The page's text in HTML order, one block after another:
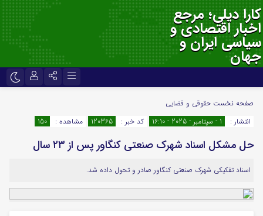
کارا دیلی؛ مرجع
اخبار اقتصادی و
سیاسی ایران و
جهان
اینستاگرام
سروش
ایتا
آپارات
اپلیکیشن رمز عبور
لطفا پاسخ را به عدد انگلیسی وارد کنید:
صفحه نخست حقوقی و قضایی
انتشار :
1 - سپتامبر - 2025 - 16:10 کد خبر : 120365 مشاهده : 150
حل مشکل اسناد شهرک صنعتی کنگاور پس از ۲۳ سال
اسناد تفکیکی شهرک صنعتی کنگاور صادر و تحول داده شد.